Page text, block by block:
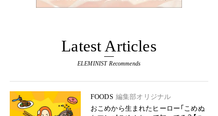
Latest Articles
ELEMINIST Recommends
FOODS 編集部オリジナル
おこめから生まれたヒーロー「こめぬ